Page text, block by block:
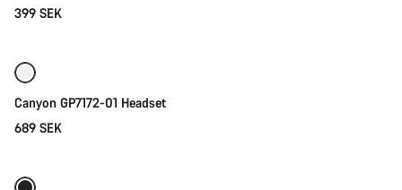
399 SEK
Canyon GP7172-01 Headset
689 SEK